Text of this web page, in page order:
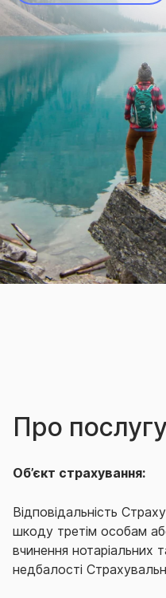
Про послугу
Об’єкт страхування:
Відповідальність
шкоду третім особам
вчинення нотаріальних
недбалості